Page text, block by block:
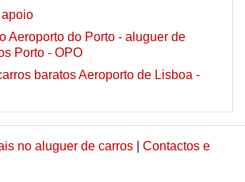
Aeroporto do Porto - aluguer de
Porto - OPO
baratos Aeroporto de Lisboa -
no aluguer de carros
Contactos e